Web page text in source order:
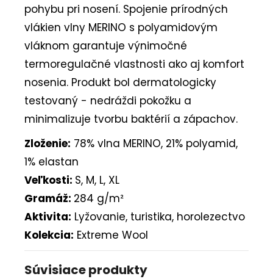
pohybu pri nosení. Spojenie prírodných
vlákien vlny MERINO s polyamidovým
vláknom garantuje výnimočné
termoregulačné vlastnosti ako aj komfort
nosenia. Produkt bol dermatologicky
testovaný - nedráždi pokožku a
minimalizuje tvorbu baktérií a zápachov.
Zloženie: 78% vlna MERINO, 21% polyamid,
1% elastan
Veľkosti: S, M, L, XL
Gramáž: 284 g/m²
Aktivita: Lyžovanie, turistika, horolezectvo
Kolekcia: Extreme Wool
Súvisiace produkty